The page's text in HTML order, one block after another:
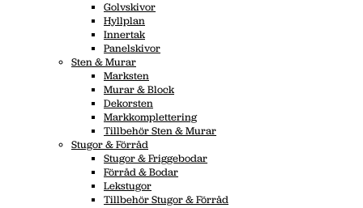
Golvskivor
Hyllplan
Innertak
Panelskivor
Sten & Murar
Marksten
Murar & Block
Dekorsten
Markkomplettering
Tillbehör Sten & Murar
Stugor & Förråd
Stugor & Friggebodar
Förråd & Bodar
Lekstugor
Tillbehör Stugor & Förråd